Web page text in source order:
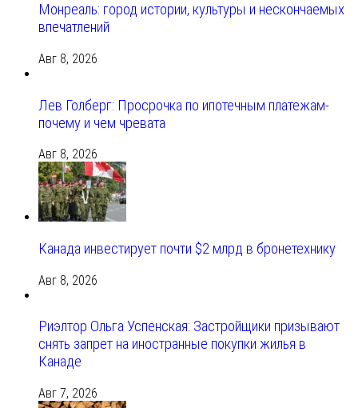
Монреаль: город истории, культуры и нескончаемых
впечатлений
Авг 8, 2026
Лев Голберг: Просрочка по ипотечным платежам-
почему и чем чревата
Авг 8, 2026
Канада инвестирует почти $2 млрд в бронетехнику
Авг 8, 2026
Риэлтор Ольга Успенская: Застройщики призывают
снять запрет на иностранные покупки жилья в
Канаде
Авг 7, 2026